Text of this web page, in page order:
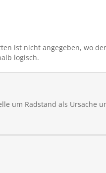
ist nicht angegeben, wo
logisch.
um Radstand als Ursache